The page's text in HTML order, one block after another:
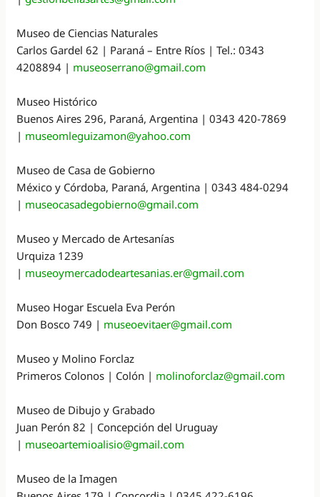
Museo de Ciencias Naturales
Carlos Gardel 62 | Paraná – Entre Ríos | Tel.: 0343
4208894 | museoserrano@gmail.com
Museo Histórico
Buenos Aires 296, Paraná, Argentina | 0343 420-7869
| museomleguizamon@yahoo.com
Museo de Casa de Gobierno
México y Córdoba, Paraná, Argentina | 0343 484-0294
| museocasadegobierno@gmail.com
Museo y Mercado de Artesanías
Urquiza 1239
| museoymercadodeartesanias.er@gmail.com
Museo Hogar Escuela Eva Perón
Don Bosco 749 | museoevitaer@gmail.com
Museo y Molino Forclaz
Primeros Colonos | Colón | molinoforclaz@gmail.com
Museo de Dibujo y Grabado
Juan Perón 82 | Concepción del Uruguay
| museoartemioalisio@gmail.com
Museo de la Imagen